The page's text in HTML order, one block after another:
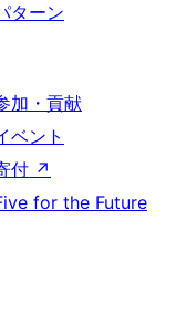
ターン
加・貢献
ベント
付 ↗
for the Future